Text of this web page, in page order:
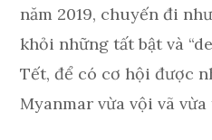
năm 2019, chuyến đi
khỏi những tất bật và
Tết, để có cơ hội được
Myanmar vừa vội vã vừa